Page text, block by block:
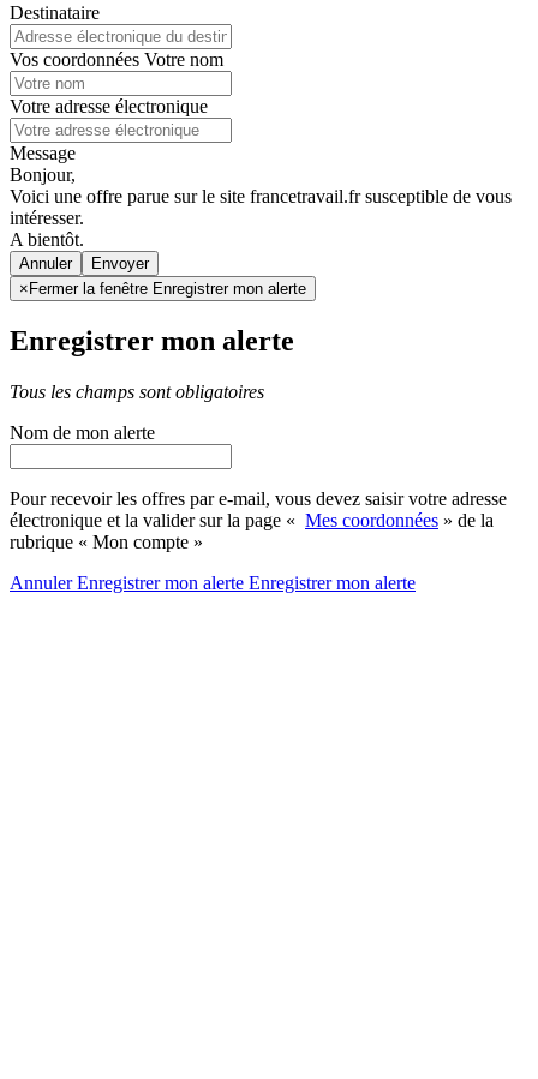
Destinataire
Vos coordonnées Votre nom
Votre adresse électronique
Message
Bonjour,
Voici une offre parue sur le site francetravail.fr susceptible de vous
intéresser.
A bientôt.
Annuler
× Fermer la fenêtre Enregistrer mon alerte
Enregistrer mon alerte
Tous les champs sont obligatoires
Nom de mon alerte
Pour recevoir les offres par e-mail, vous devez saisir votre adresse
électronique et la valider sur la page « Mes coordonnées » de la
rubrique « Mon compte »
AnnulerEnregistrer mon alerte Enregistrermon alerte